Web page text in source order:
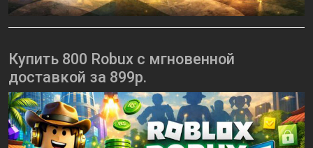
Купить 800 Robux с мгновенной
доставкой за 899р.